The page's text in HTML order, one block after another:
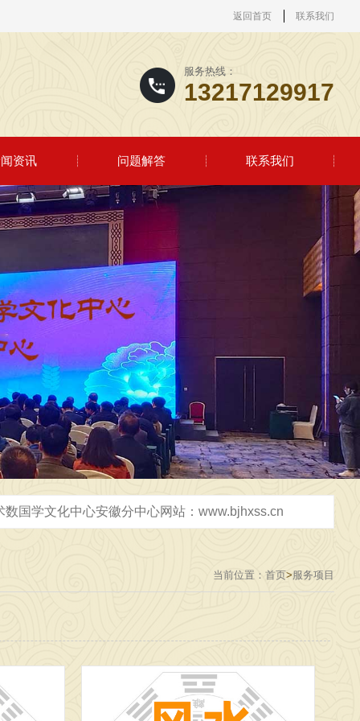
返回首页 联系我们
服务热线：
13217129917
资讯 问题解答 联系我们
06-06]
当前位置： 首页>服务项目